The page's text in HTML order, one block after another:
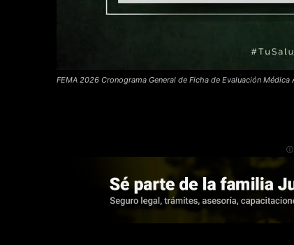
FEMA 2026 Cronograma General de Ficha de Evaluación Médica
ⓘ